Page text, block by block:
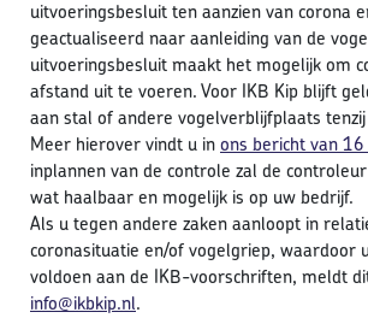
uitvoeringsbesluit ten aanzien van corona
geactualiseerd naar aanleiding van de
uitvoeringsbesluit maakt het mogelijk om
afstand uit te voeren. Voor IKB Kip blijft
aan stal of andere vogelverblijfplaats tenzij
Meer hierover vindt u inons bericht van
inplannen van de controle zal de
wat haalbaar en mogelijk is op uw bedrijf.
Als u tegen andere zaken aanloopt in
coronasituatie en/of vogelgriep, waardoor
voldoen aan de IKB-voorschriften, meldt
info@ikbkip.nl.